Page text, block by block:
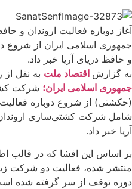
آغاز دوباره فعالیت اروندان و
جمهوری اسلامی ایران از شروع
و حافظ دریای آریا خبر داد.
به گزارش اقتصاد ملت به نقل
جمهوری اسلامی ایران؛ شرکت
(حکشتی) از شروع دوباره
شامل شرکت کشتی‌سازی
آریا خبر داد.
بر اساس این افشا که در قالب
منتشر شده، فعالیت دو شرکت
دوره توقف از سر گرفته شده